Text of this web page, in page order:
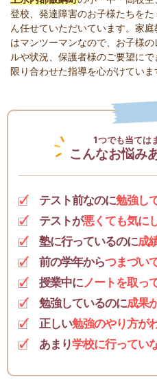
登校、発達障害のお子様たちをた
ん任せていただいています。家庭
はマンツーマンなので、お子様の
ルや状況、保護者様のご要望にで
限り合わせた指導を心がけていま
1つでも当ては
こんなお悩み
テスト前なのに勉強し
テストが悪くても気に
塾に行っているのに成
前の学年からつまづい
授業中に ノートを取っ
勉強しているのに成果
正しい勉強のやり方が
あまり学校に行ってい